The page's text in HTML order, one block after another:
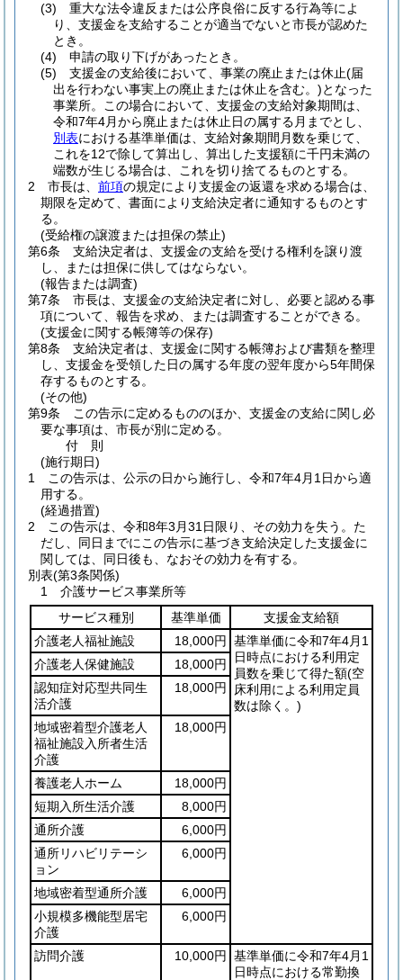
(3)
重大な法令違反または公序良俗に反する行為等によ
り、支援金を支給することが適当でないと市長が認めた
とき。
(4)
申請の取り下げがあったとき。
(5)
支援金の支給後において、事業の廃止または休止(届
出を行わない事実上の廃止または休止を含む。)となった
事業所。
この場合において、支援金の支給対象期間は、
令和7年4月から廃止または休止日の属する月までとし、
別表における基準単価は、支給対象期間月数を乗じて、
これを12で除して算出し、算出した支援額に千円未満の
端数が生じる場合は、これを切り捨てるものとする。
2
市長は、 前項の規定により支援金の返還を求める場合は、
期限を定めて、書面により支給決定者に通知するものとす
る。
(受給権の譲渡または担保の禁止)
第6条
支給決定者は、支援金の支給を受ける権利を譲り渡
し、または担保に供してはならない。
(報告または調査)
第7条
市長は、支援金の支給決定者に対し、必要と認める事
項について、報告を求め、または調査することができる。
(支援金に関する帳簿等の保存)
第8条
支給決定者は、支援金に関する帳簿および書類を整理
し、支援金を受領した日の属する年度の翌年度から5年間保
存するものとする。
(その他)
第9条
この告示に定めるもののほか、支援金の支給に関し必
要な事項は、市長が別に定める。
付 則
(施行期日)
1
この告示は、公示の日から施行し、令和7年4月1日から適
用する。
(経過措置)
2
この告示は、令和8年3月31日限り、その効力を失う。 た
だし、同日までにこの告示に基づき支給決定した支援金に
関しては、同日後も、なおその効力を有する。
別表(第3条関係)
1 介護サービス事業所等
サービス種別
基準単価
支援金支給額
介護老人福祉施設
18,000円
基準単価に令和7年4月1
日時点における利用定
員数を乗じて得た額(空
床利用による利用定員
数は除く。)
介護老人保健施設
18,000円
認知症対応型共同生
活介護
18,000円
地域密着型介護老人
福祉施設入所者生活
介護
18,000円
養護老人ホーム
18,000円
短期入所生活介護
8,000円
通所介護
6,000円
通所リハビリテーシ
ョン
6,000円
地域密着型通所介護
6,000円
小規模多機能型居宅
介護
6,000円
訪問介護 10,000円
基準単価に令和7年4月1
日時点における常勤換